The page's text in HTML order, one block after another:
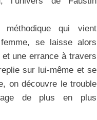
qui vient
se laisse alors
une errance à travers
sur lui-même et se
on découvre le trouble
de plus en plus